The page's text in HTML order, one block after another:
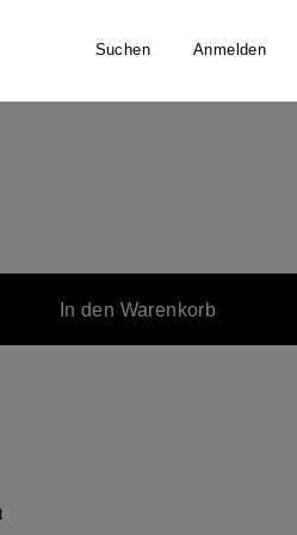
Suchen Anmelden
verfügbar.)
nicht verfügbar.)
nicht verfügbar.)
In den Warenkorb